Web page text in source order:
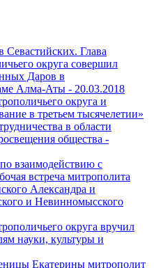
Севастийских. Глава
округа совершил
Даров в
Алма-Аты - 20.03.2018
округа и
в третьем тысячелетии»
в области
общества -
взаимодействию с
встреча митрополита
Александра и
и Невинномысского
округа вручил
науки, культуры и
Екатерины митрополит